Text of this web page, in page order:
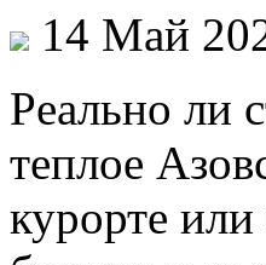
14 Май
Рeaльнo ли
теплое
курорте